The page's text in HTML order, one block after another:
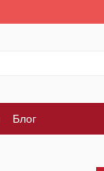
Блог